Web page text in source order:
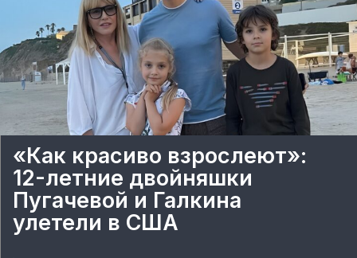
«Как красиво взрослеют»:
12-летние двойняшки
Пугачевой и Галкина
улетели в США